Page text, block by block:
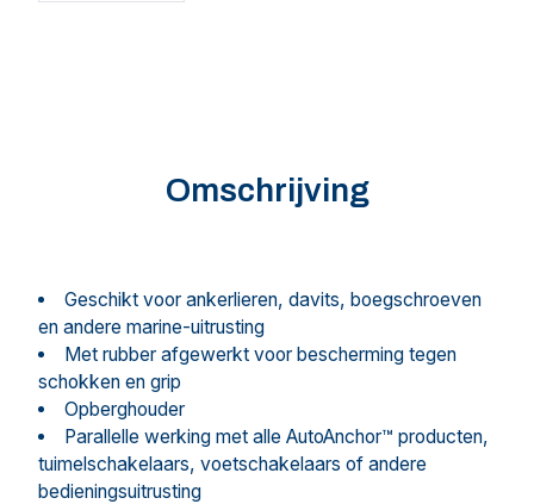
Omschrijving
Geschikt voor ankerlieren, davits, boegschroeven
en andere marine-uitrusting
Met rubber afgewerkt voor bescherming tegen
schokken en grip
Opberghouder
Parallelle werking met alle AutoAnchor™ producten,
tuimelschakelaars, voetschakelaars of andere
bedieningsuitrusting